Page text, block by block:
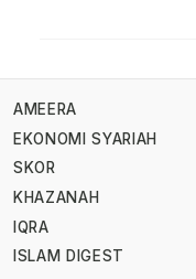
AMEERA
EKONOMI SYARIAH
SKOR
KHAZANAH
IQRA
ISLAM DIGEST